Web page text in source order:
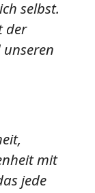
selbst.
der
mit
jede